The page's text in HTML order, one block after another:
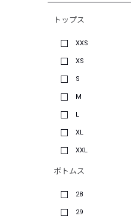
トップス
XXS
XS
S
M
L
XL
XXL
ボトムス
28
29